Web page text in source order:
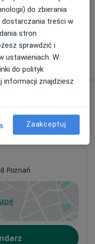
Poznań
się w nowej karcie
do zbierania
treści w
stron
sprawdzić i
ustawieniach. W
do polityk
informacji znajdziesz
Zaakceptuj